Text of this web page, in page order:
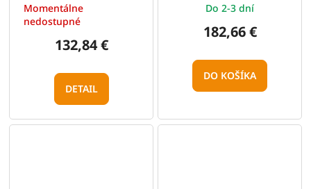
Momentálne
nedostupné
132,84 €
DETAIL
Do 2-3 dní
182,66 €
DO KOŠÍKA